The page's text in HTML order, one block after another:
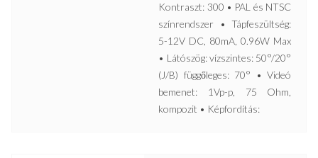
Kontraszt: 300 • PAL és NTSC
színrendszer • Tápfeszültség:
5-12V DC, 80mA, 0.96W Max
• Látószög: vízszintes: 50°/20°
(J/B) függőleges: 70° • Videó
bemenet: 1Vp-p, 75 Ohm,
kompozit • Képfordítás: